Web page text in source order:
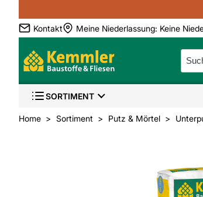
Kontakt
Meine Niederlassung: Keine
SORTIMENT
Home Sortiment Putz & Mörtel